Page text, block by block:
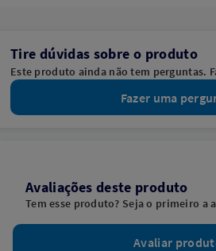
Tire dúvidas sobre o produto
Este produto ainda não tem perguntas.
Fazer uma
Avaliações deste produto
Tem esse produto? Seja o primeiro a
Avaliar